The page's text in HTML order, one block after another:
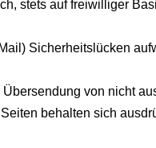
stets auf freiwilliger
Sicherheitslücken
von nicht
behalten sich